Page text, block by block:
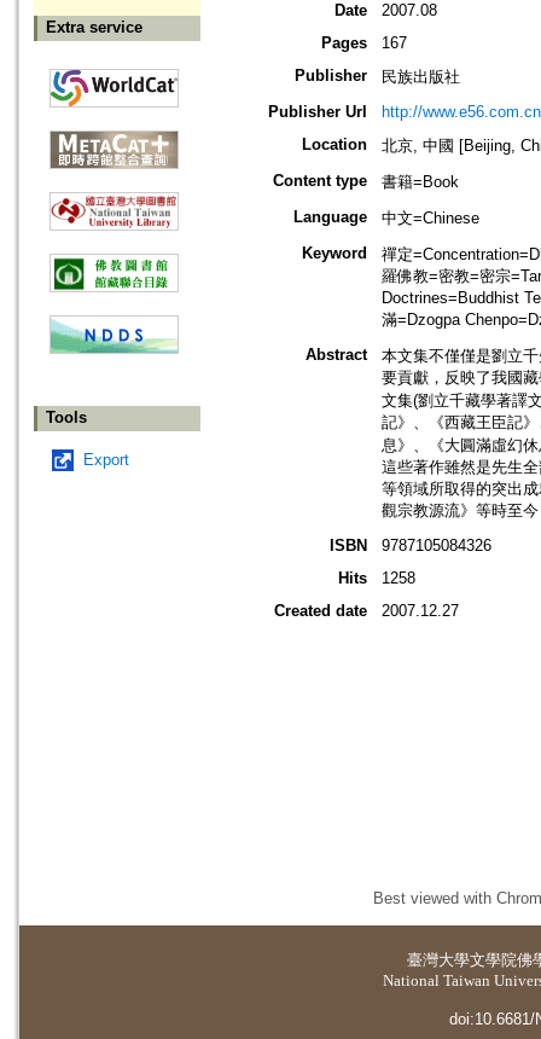
Extra service
Tools
Export
Date
2007.08
Pages
167
Publisher
民族出版社
Publisher Url
http://
Location
北京, 中國 [Beijing,
Content type
書籍=Book
Language
中文=Chinese
Keyword
禪定
羅佛教=密教=密宗
Doctrines=Buddhist
滿=Dzogpa
Abstract
本文集不僅僅是劉立
要貢獻，反映了我國
文集(劉立千藏學著譯
記》、《西藏王臣記
息》、《大圓滿虛幻
這些著作雖然是先生
等領域所取得的突出
觀宗教源流》等時至
ISBN
9787105084326
Hits
1258
Created date
2007.12.27
Best viewed with
臺灣大學文學院佛
National Taiwan
doi:10.6681/